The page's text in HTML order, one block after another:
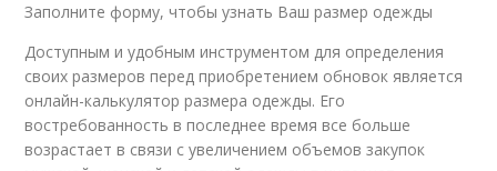
Заполните форму, чтобы узнать Ваш размер одежды
Доступным и удобным инструментом для определения
своих размеров перед приобретением обновок является
онлайн-калькулятор размера одежды. Его
востребованность в последнее время все больше
возрастает в связи с увеличением объемов закупок